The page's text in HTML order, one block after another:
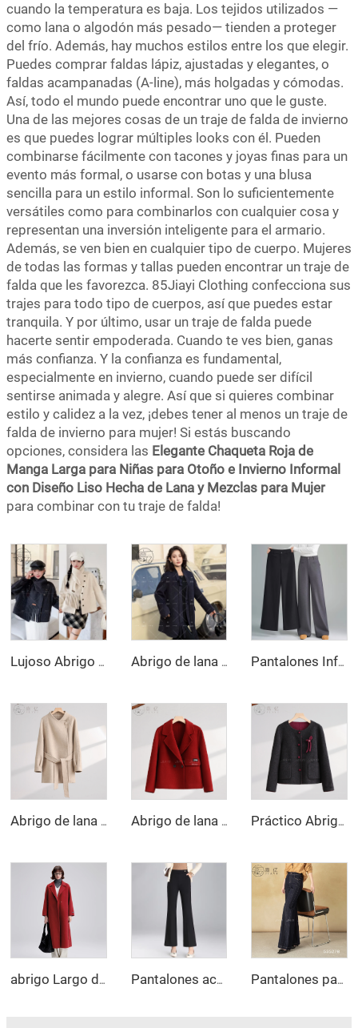
cuando la temperatura es baja. Los tejidos utilizados —
como lana o algodón más pesado— tienden a proteger
del frío. Además, hay muchos estilos entre los que elegir.
Puedes comprar faldas lápiz, ajustadas y elegantes, o
faldas acampanadas (A-line), más holgadas y cómodas.
Así, todo el mundo puede encontrar uno que le guste.
Una de las mejores cosas de un traje de falda de invierno
es que puedes lograr múltiples looks con él. Pueden
combinarse fácilmente con tacones y joyas finas para un
evento más formal, o usarse con botas y una blusa
sencilla para un estilo informal. Son lo suficientemente
versátiles como para combinarlos con cualquier cosa y
representan una inversión inteligente para el armario.
Además, se ven bien en cualquier tipo de cuerpo. Mujeres
de todas las formas y tallas pueden encontrar un traje de
falda que les favorezca. 85Jiayi Clothing confecciona sus
trajes para todo tipo de cuerpos, así que puedes estar
tranquila. Y por último, usar un traje de falda puede
hacerte sentir empoderada. Cuando te ves bien, ganas
más confianza. Y la confianza es fundamental,
especialmente en invierno, cuando puede ser difícil
sentirse animada y alegre. Así que si quieres combinar
estilo y calidez a la vez, ¡debes tener al menos un traje de
falda de invierno para mujer! Si estás buscando
opciones, considera las Elegante Chaqueta Roja de
Manga Larga para Niñas para Otoño e Invierno Informal
con Diseño Liso Hecha de Lana y Mezclas para Mujer
para combinar con tu traje de falda!
Lujoso Abrigo de Lana Doble Cara Hecho a Mano para Mujer, Chaqueta Personalizada de Invierno con Diseño de Un Solo Botón y Bufanda de Piel Abrigo de lana doble faz hecho a mano para mujer, trinchera larga de primavera y invierno, abrigo de lana ajustado con cierre de botón simple Pantalones Informales de Invierno para Mujer, Corte Holgado Recto de Pierna Ancha, Color Sólido, Talle Alto, Cierre con Cremallera, Antirarrugas, Pantalones Largos
Abrigo de lana con cuello subido suave y delicado, abrigo de lana de longitud media que realza la figura con cinturón en la cintura Abrigo de lana de alta calidad hecho a medida para mujer, diseño largo con doble botón y cierre con cinturón, estilo elegante con decoración de botones Práctico Abrigo de Lana de Doble Botonadura con Detalle de Lazos Bonitos y Cierre de Botones, Larga Chaqueta de Invierno con Bolsillos Prácticos
abrigo Largo de Cachemira con Cinturón Elegante de Primavera 2025, Cuello Vuelto Holgado, Abrigo de Lana Coreana con Doble Textura de Agua, para Mujer Pantalones acampanados de pierna ancha personalizados para mujer, pantalones informales para trabajo Pantalones para mujer de pierna ancha y bota campana con manga larga, cierre de cremallera, estilo callejero otoñal, vaqueros casuales antiarrugas